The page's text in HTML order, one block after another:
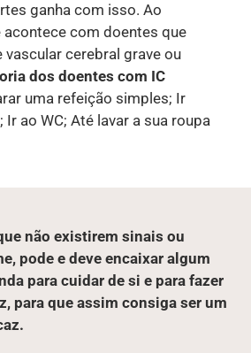
ganha com isso. Ao
com doentes que
cerebral grave ou
dos doentes com IC
uma refeição simples; Ir
ao WC; Até lavar a sua roupa
não existirem sinais ou
pode e deve encaixar algum
para cuidar de si e para fazer
para que assim consiga ser um